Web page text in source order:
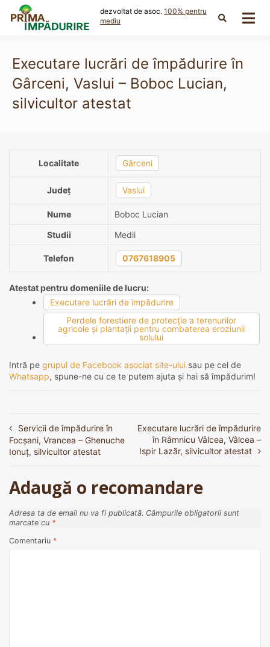
content
dezvoltat de asoc. 100% pentru
mediu
Executare lucrări de împădurire în
Gârceni, Vaslui – Boboc Lucian,
silvicultor atestat
Localitate Gârceni
Județ Vaslui
Nume
Boboc Lucian
Studii
Medii
Telefon 0767618905
Atestat pentru domeniile de lucru:
Executare lucrări de împădurire
Perdele forestiere de protecţie a terenurilor
agricole şi plantaţii pentru combaterea eroziunii
solului
Intră pe grupul de Facebook asociat site-ului sau pe cel de
Whatsapp, spune-ne cu ce te putem ajuta și hai să împădurim!
Navigare
în
Servicii de împădurire în
Focșani, Vrancea – Ghenuche
Ionuț, silvicultor atestat
Executare lucrări de împădurire
în Râmnicu Vâlcea, Vâlcea –
Ispir Lazăr, silvicultor atestat
Adaugă o recomandare
Adresa ta de email nu va fi publicată. Câmpurile obligatorii sunt
marcate cu *
Comentariu *